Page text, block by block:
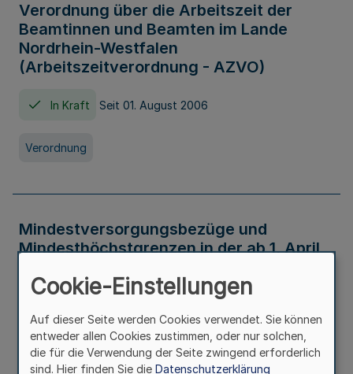
Verordnung über die Arbeitszeit der
Beamtinnen und Beamten im Lande
Nordrhein-Westfalen
(Arbeitszeitverordnung - AZVO)
In Kraft Seit 01. August 2006
Verordnung
Mindestversorgungsbezüge und
Mindesthöchstgrenzen in der ab 1. April
Verwaltungsvorschrift
Cookie-Einstellungen
Auf dieser Seite werden Cookies verwendet. Sie können
entweder allen Cookies zustimmen, oder nur solchen,
die für die Verwendung der Seite zwingend erforderlich
sind. Hier finden Sie die Datenschutzerklärung